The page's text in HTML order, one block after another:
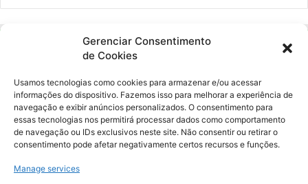
Gerenciar Consentimento
de Cookies
Usamos tecnologias como cookies para armazenar e/ou acessar
informações do dispositivo. Fazemos isso para melhorar a experiência de
navegação e exibir anúncios personalizados. O consentimento para
essas tecnologias nos permitirá processar dados como comportamento
de navegação ou IDs exclusivos neste site. Não consentir ou retirar o
consentimento pode afetar negativamente certos recursos e funções.
Manage services
Ockara é uma plataforma multicultural e criativa. Nossa proposta é
oferecer o máximo de ferramentas para realizadores e
gerenciadores de espaços criativos e culturais.